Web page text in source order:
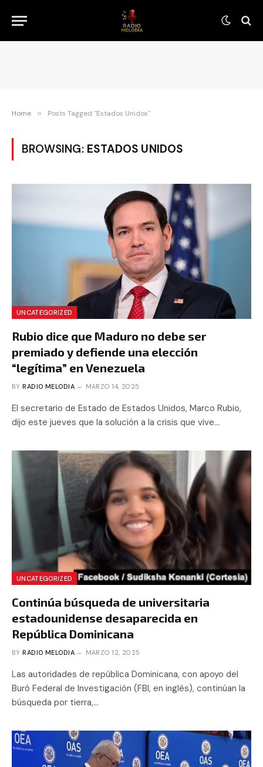
Home » Posts Tagged "Estados Unidos"
BROWSING: ESTADOS UNIDOS
UNCATEGORIZED
Rubio dice que Maduro no debe ser
premiado y defiende una elección
“legítima” en Venezuela
BY RADIO MELODIA MARZO 14, 2025
El secretario de Estado de Estados Unidos, Marco Rubio,
dijo este jueves que la solución a la crisis que vive…
UNCATEGORIZED
Continúa búsqueda de universitaria
estadounidense desaparecida en
República Dominicana
BY RADIO MELODIA MARZO 12, 2025
Las autoridades de república Dominicana, con apoyo del
Buró Federal de Investigación (FBI, en inglés), continúan la
búsqueda por tierra,…